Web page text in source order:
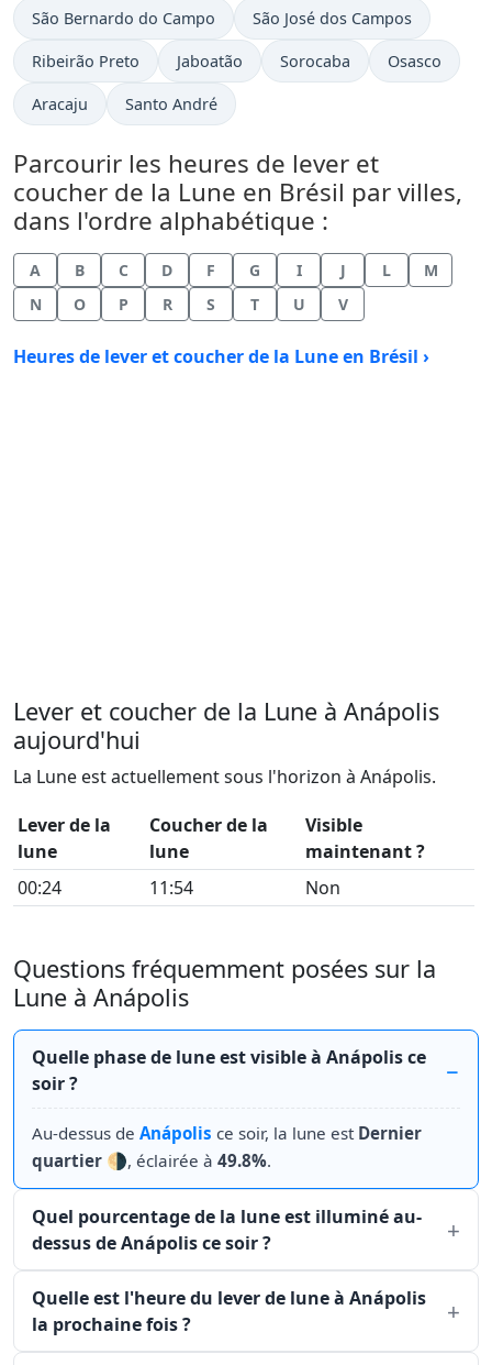
São Bernardo do Campo São José dos Campos
Ribeirão Preto Jaboatão Sorocaba Osasco
Aracaju Santo André
Parcourir les heures de lever et
coucher de la Lune en Brésil par villes,
dans l'ordre alphabétique :
A B C D F G I J L
M
N
O P R S T U V
Heures de lever et coucher de la Lune en Brésil ›
Lever et coucher de la Lune à Anápolis
aujourd'hui
La Lune est actuellement sous l'horizon à Anápolis.
Lever de la
lune
Coucher de la
lune
Visible
maintenant ?
00:24
11:54 Non
Questions fréquemment posées sur la
Lune à Anápolis
Quelle phase de lune est visible à Anápolis ce
soir ?
Au-dessus de Anápolis ce soir, la lune est Dernier
quartier 🌗, éclairée à 49.8%.
Quel pourcentage de la lune est illuminé au-
dessus de Anápolis ce soir ?
Quelle est l'heure du lever de lune à Anápolis
la prochaine fois ?